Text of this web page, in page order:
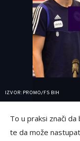
IZVOR: PROMO/FS BIH
To u praksi znači
te da može